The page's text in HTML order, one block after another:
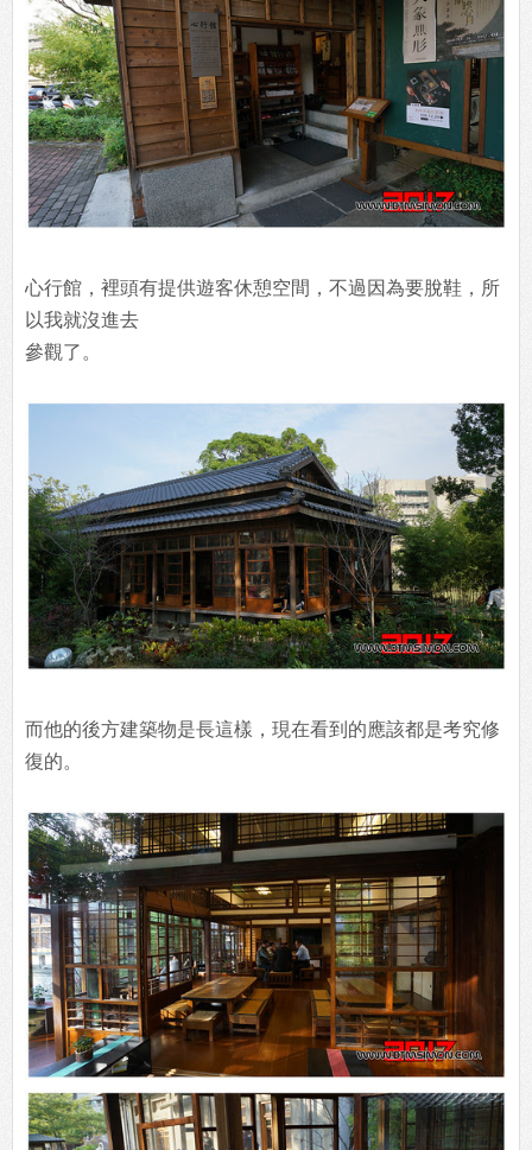
心行館，裡頭有提供遊客休憩空間，不過因為要脫鞋，所
以我就沒進去
參觀了。
而他的後方建築物是長這樣，現在看到的應該都是考究修
復的。